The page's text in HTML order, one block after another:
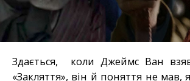
Здається, коли Джеймс Ван
«Закляття», він й поняття не мав,